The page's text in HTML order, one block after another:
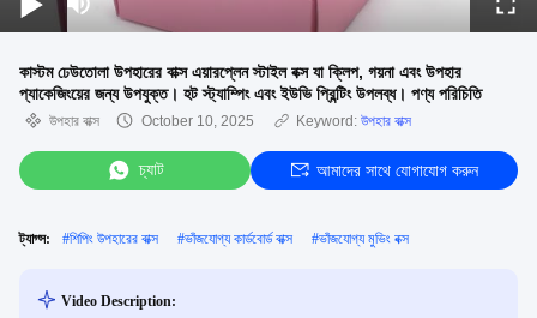
কাস্টম ঢেউতোলা উপহারের বাক্স এয়ারপ্লেন স্টাইল বক্স যা ক্লিপ, গয়না এবং উপহার
প্যাকেজিংয়ের জন্য উপযুক্ত। হট স্ট্যাম্পিং এবং ইউভি প্রিন্টিং উপলব্ধ। পণ্য পরিচিতি
উপহার বাক্স October 10, 2025 Keyword: উপহার বাক্স
চ্যাট আমাদের সাথে যোগাযোগ করুন
ট্যাগ্স: #শিপিং উপহারের বাক্স #ভাঁজযোগ্য কার্ডবোর্ড বাক্স #ভাঁজযোগ্য মুভিং বক্স
Video Description: